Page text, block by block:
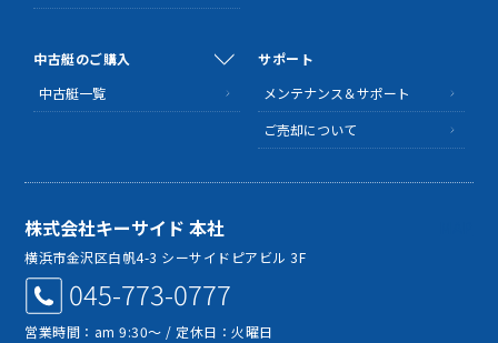
中古艇のご購入
中古艇一覧
サポート
メンテナンス＆サポート
ご売却について
株式会社キーサイド 本社
横浜市金沢区白帆4-3 シーサイドピアビル 3F
045-773-0777
営業時間：am 9:30～ / 定休日：火曜日